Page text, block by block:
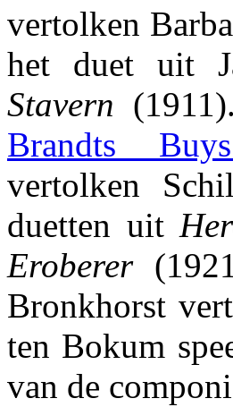
vertolken
het duet uit
Stavern
Brandts
vertolken
duetten uit
Eroberer
Bronkhorst
ten Bokum
van de